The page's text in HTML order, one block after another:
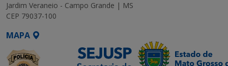
Jardim Veraneio - Campo Grande | MS
CEP 79037-100
MAPA